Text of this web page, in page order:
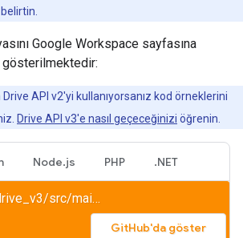
belirtin.
Google Workspace sayfasına
API v2'yi kullanıyorsanız kod örneklerini
Drive API v3'e nasıl geçeceğinizi öğrenin.
Node.js PHP .NET
drive/snippets/drive_v3/src/main/java/UploadWithConversion.java
GitHub'da göster